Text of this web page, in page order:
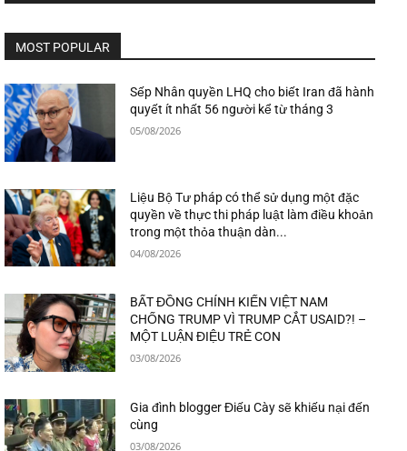
MOST POPULAR
Sếp Nhân quyền LHQ cho biết Iran đã hành
quyết ít nhất 56 người kể từ tháng 3
05/08/2026
Liệu Bộ Tư pháp có thể sử dụng một đặc
quyền về thực thi pháp luật làm điều khoản
trong một thỏa thuận dàn...
04/08/2026
BẤT ĐỒNG CHÍNH KIẾN VIỆT NAM
CHỐNG TRUMP VÌ TRUMP CẮT USAID?! –
MỘT LUẬN ĐIỆU TRẺ CON
03/08/2026
Gia đình blogger Điếu Cày sẽ khiếu nại đến
cùng
03/08/2026